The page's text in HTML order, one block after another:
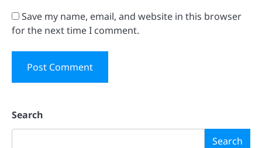
Save my name, email, and website in this browser
for the next time I comment.
Search
Search